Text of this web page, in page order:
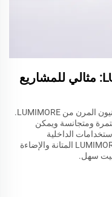
LED Neon Flex من LUMIMORE: مثالي للمشاريع
أضف لمسة فريدة إلى مساحتك مع شريط النيون المرن من LUMIMORE.
ومتجانسة ويمكن
الداخلية
والخارجية، يضمن شريط النيون المرن من LUMIMORE المتانة والإضاءة
سهل.